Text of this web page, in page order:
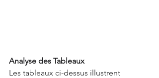
Analyse des Tableaux
Les tableaux ci-dessus illustrent